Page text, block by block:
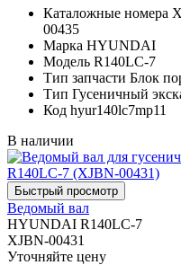
Каталожные номера
00435
Марка HYUNDAI
Модель R140LC-7
Тип запчасти Блок
Тип Гусеничный
Код hyur140lc7mp11
В наличии
Ведомый вал
HYUNDAI R140LC-7
XJBN-00431
Уточняйте цену